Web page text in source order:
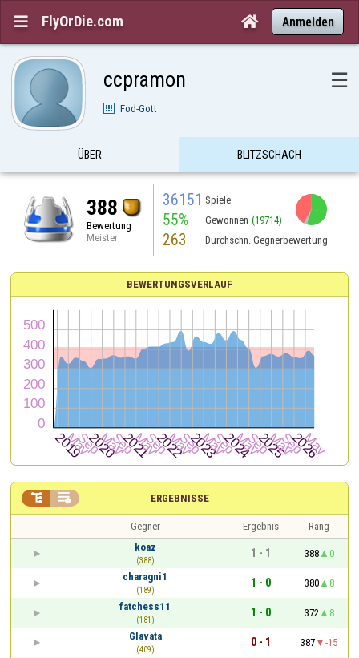
 FlyOrDie.com  Anmelden
ccpramon ☰
Fod-Gott
ÜBER BLITZSCHACH
388
Bewertung
Meister
36151 Spiele
55% Gewonnen (19714)
263 Durchschn. Gegnerbewertung
BEWERTUNGSVERLAUF
ERGEBNISSE
 
Gegner Ergebnis
Rang
koaz
(388)
1 - 1 388
0
charagni1
(189)
1 - 0 380
8
fatchess11
(181)
1 - 0 372
8
Glavata
(409)
0 - 1 387
-15